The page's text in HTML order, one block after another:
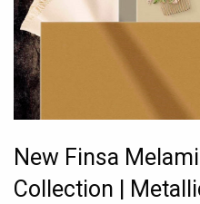
New Finsa
Collection |